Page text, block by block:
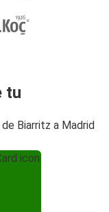
tu
Biarritz a Madrid